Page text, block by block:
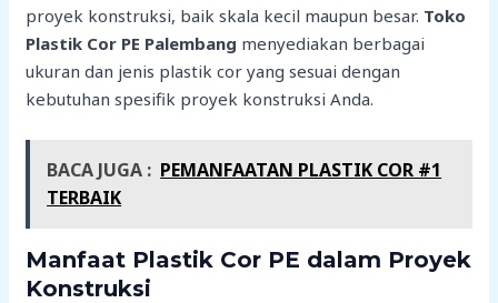
proyek konstruksi, baik skala kecil maupun besar. Toko
Plastik Cor PE Palembang menyediakan berbagai
ukuran dan jenis plastik cor yang sesuai dengan
kebutuhan spesifik proyek konstruksi Anda.
BACA JUGA : PEMANFAATAN PLASTIK COR #1
TERBAIK
Manfaat Plastik Cor PE dalam Proyek
Konstruksi